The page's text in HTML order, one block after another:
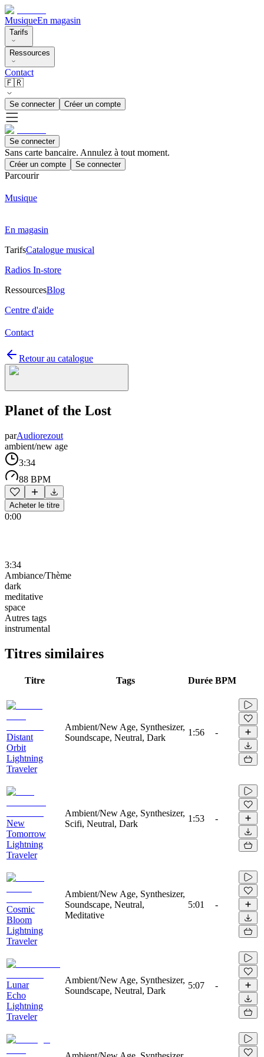
MusiqueEn magasin
Tarifs
Ressources
Contact
🇫🇷
Se connecter Créer un compte
Se connecter
Sans carte bancaire. Annulez à tout moment.
Créer un compte Se connecter
Parcourir
Musique
En magasin
TarifsCatalogue musical
Radios In-store
RessourcesBlog
Centre d'aide
Contact
Retour au catalogue
Planet of the Lost
parAudiorezout
ambient/new age
3:34
88 BPM
Acheter le titre
0:00
3:34
Ambiance/Thème
dark
meditative
space
Autres tags
instrumental
Titres similaires
Titre Tags Durée BPM
Distant
Orbit
Lightning
Traveler
Ambient/New Age, Synthesizer,
Soundscape, Neutral, Dark
1:56 -
New
Tomorrow
Lightning
Traveler
Ambient/New Age, Synthesizer,
Scifi, Neutral, Dark
1:53 -
Cosmic
Bloom
Lightning
Traveler
Ambient/New Age, Synthesizer,
Soundscape, Neutral,
Meditative
5:01 -
Lunar
Echo
Lightning
Traveler
Ambient/New Age, Synthesizer,
Soundscape, Neutral, Dark
5:07 -